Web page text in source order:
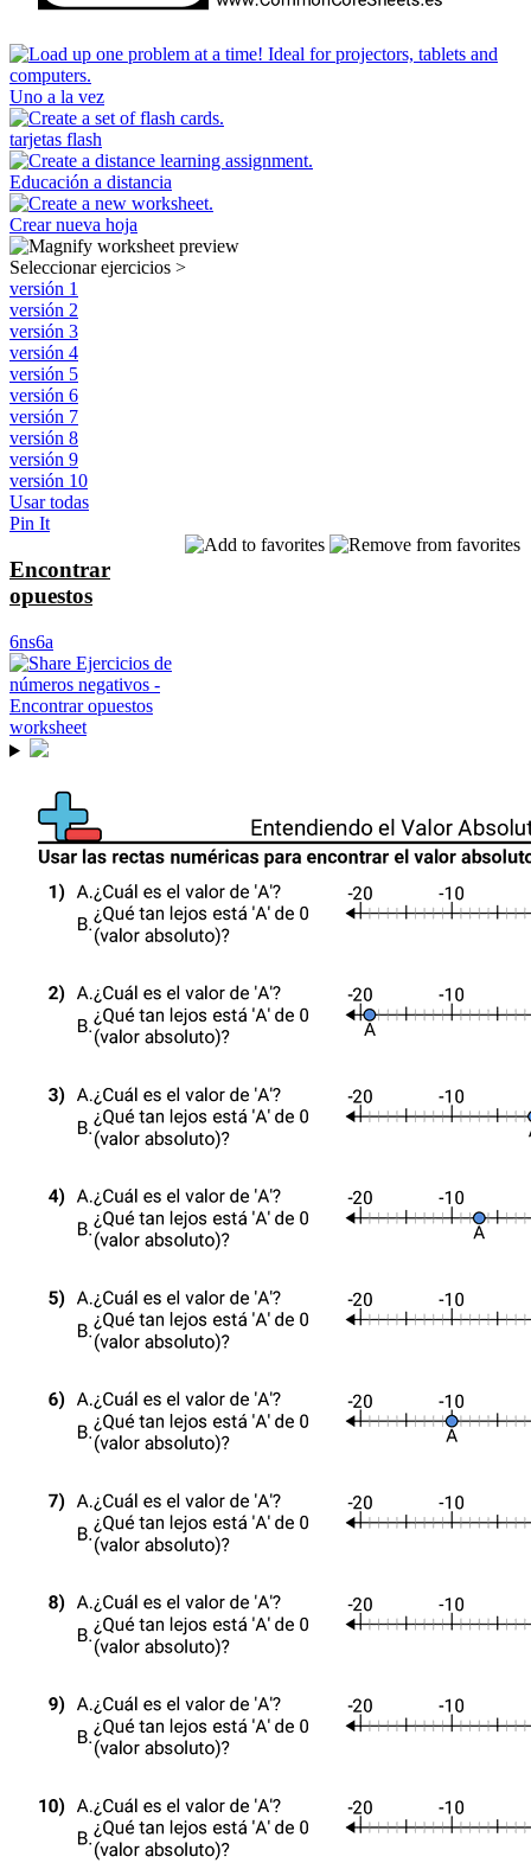
Uno a la vez
tarjetas flash
Educación a distancia
Crear nueva hoja
Seleccionar ejercicios >
versión 1
versión 2
versión 3
versión 4
versión 5
versión 6
versión 7
versión 8
versión 9
versión 10
Usar todas
Pin It
Encontrar
opuestos
6ns6a